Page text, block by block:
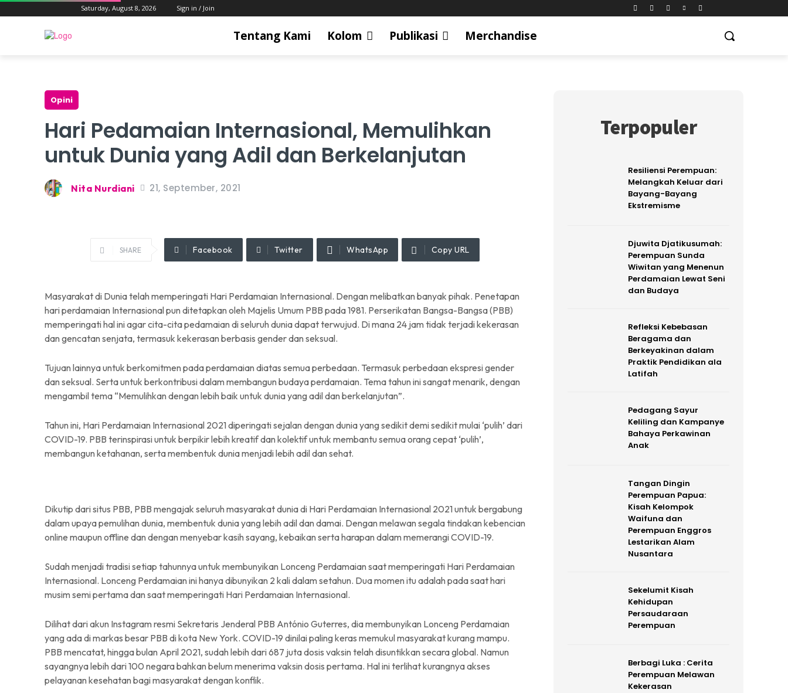
Saturday, August 8, 2026 Sign in / Join
Tentang Kami Kolom Publikasi Merchandise
Opini
Hari Pedamaian Internasional, Memulihkan
untuk Dunia yang Adil dan Berkelanjutan
Nita Nurdiani 21, September, 2021
SHARE Facebook Twitter WhatsApp Copy URL
Masyarakat di Dunia telah memperingati Hari Perdamaian Internasional. Dengan melibatkan banyak pihak. Penetapan
hari perdamaian Internasional pun ditetapkan oleh Majelis Umum PBB pada 1981. Perserikatan Bangsa-Bangsa (PBB)
memperingati hal ini agar cita-cita pedamaian di seluruh dunia dapat terwujud. Di mana 24 jam tidak terjadi kekerasan
dan gencatan senjata, termasuk kekerasan berbasis gender dan seksual.
Tujuan lainnya untuk berkomitmen pada perdamaian diatas semua perbedaan. Termasuk perbedaan ekspresi gender
dan seksual. Serta untuk berkontribusi dalam membangun budaya perdamaian. Tema tahun ini sangat menarik, dengan
mengambil tema “Memulihkan dengan lebih baik untuk dunia yang adil dan berkelanjutan”.
Tahun ini, Hari Perdamaian Internasional 2021 diperingati sejalan dengan dunia yang sedikit demi sedikit mulai ‘pulih’ dari
COVID-19. PBB terinspirasi untuk berpikir lebih kreatif dan kolektif untuk membantu semua orang cepat ‘pulih’,
membangun ketahanan, serta membentuk dunia menjadi lebih adil dan sehat.
Dikutip dari situs PBB, PBB mengajak seluruh masyarakat dunia di Hari Perdamaian Internasional 2021 untuk bergabung
dalam upaya pemulihan dunia, membentuk dunia yang lebih adil dan damai. Dengan melawan segala tindakan kebencian
online maupun offline dan dengan menyebar kasih sayang, kebaikan serta harapan dalam memerangi COVID-19.
Sudah menjadi tradisi setiap tahunnya untuk membunyikan Lonceng Perdamaian saat memperingati Hari Perdamaian
Internasional. Lonceng Perdamaian ini hanya dibunyikan 2 kali dalam setahun. Dua momen itu adalah pada saat hari
musim semi pertama dan saat memperingati Hari Perdamaian Internasional.
Dilihat dari akun Instagram resmi Sekretaris Jenderal PBB António Guterres, dia membunyikan Lonceng Perdamaian
yang ada di markas besar PBB di kota New York. COVID-19 dinilai paling keras memukul masyarakat kurang mampu.
PBB mencatat, hingga bulan April 2021, sudah lebih dari 687 juta dosis vaksin telah disuntikkan secara global. Namun
sayangnya lebih dari 100 negara bahkan belum menerima vaksin dosis pertama. Hal ini terlihat kurangnya akses
pelayanan kesehatan bagi masyarakat dengan konflik.
Terpopuler
Resiliensi Perempuan:
Melangkah Keluar dari
Bayang-Bayang
Ekstremisme
Djuwita Djatikusumah:
Perempuan Sunda
Wiwitan yang Menenun
Perdamaian Lewat Seni
dan Budaya
Refleksi Kebebasan
Beragama dan
Berkeyakinan dalam
Praktik Pendidikan ala
Latifah
Pedagang Sayur
Keliling dan Kampanye
Bahaya Perkawinan
Anak
Tangan Dingin
Perempuan Papua:
Kisah Kelompok
Waifuna dan
Perempuan Enggros
Lestarikan Alam
Nusantara
Sekelumit Kisah
Kehidupan
Persaudaraan
Perempuan
Berbagi Luka : Cerita
Perempuan Melawan
Kekerasan